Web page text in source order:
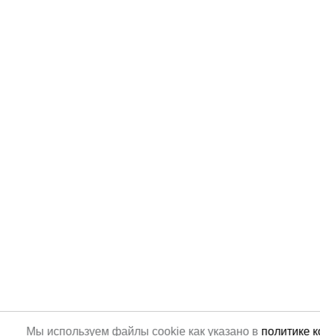
Мы используем файлы cookie как указано в политике